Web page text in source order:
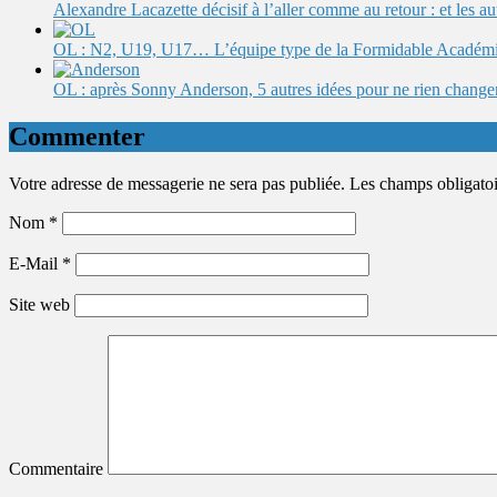
Alexandre Lacazette décisif à l’aller comme au retour : et les
OL : N2, U19, U17… L’équipe type de la Formidable
OL : après Sonny Anderson, 5 autres idées pour ne rien
Commenter
Votre adresse de messagerie ne sera pas publiée. Les champs
Nom *
E-Mail *
Site web
Commentaire